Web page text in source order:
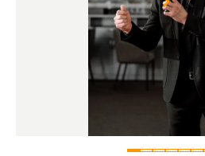
Item
1
of
8